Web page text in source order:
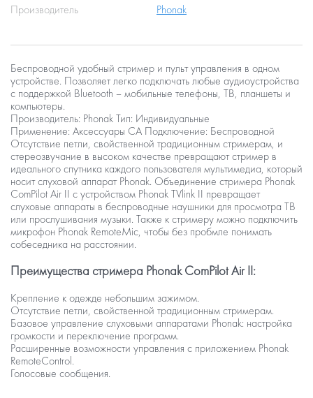
Производитель Phonak
Беспроводной удобный стример и пульт управления в одном
устройстве. Позволяет легко подключать любые аудиоустройства
с поддержкой Bluetooth – мобильные телефоны, ТВ, планшеты и
компьютеры.
Производитель: Phonak Тип: Индивидуальные
Применение: Аксессуары СА Подключение: Беспроводной
Отсутствие петли, свойственной традиционным стримерам, и
стереозвучание в высоком качестве превращают стример в
идеального спутника каждого пользователя мультимедиа, который
носит слуховой аппарат Phonak. Объединение стримера Phonak
ComPilot Air II с устройством Phonak TVlink II превращает
слуховые аппараты в беспроводные наушники для просмотра ТВ
или прослушивания музыки. Также к стримеру можно подключить
микрофон Phonak RemoteMic, чтобы без пробмле понимать
собеседника на расстоянии.
Преимущества стримера Phonak ComPilot Air II:
Крепление к одежде небольшим зажимом.
Отсутствие петли, свойственной традиционным стримерам.
Базовое управление слуховыми аппаратами Phonak: настройка
громкости и переключение программ.
Расширенные возможности управления с приложением Phonak
RemoteControl.
Голосовые сообщения.